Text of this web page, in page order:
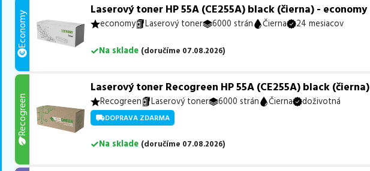
Economy
Laserový toner HP 55A (CE255A) black (čierna) - economy
economy Laserový toner 6000 strán Čierna 24 mesiacov
Na sklade (doručíme 07.08.2026)
Recogreen
Laserový toner Recogreen HP 55A (CE255A) black (čierna)
Recogreen Laserový toner 6000 strán Čierna doživotná
DOPRAVA ZDARMA
Na sklade (doručíme 07.08.2026)